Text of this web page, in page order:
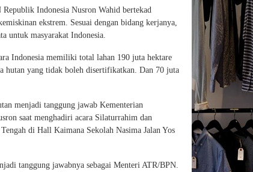
Indonesia Nusron Wahid bertekad
ekstrem. Sesuai dengan bidang kerjanya,
untuk masyarakat Indonesia.
Indonesia memiliki total lahan 190 juta hektare
hutan yang tidak boleh disertifikatkan. Dan 70 juta
menjadi tanggung jawab Kementerian
saat menghadiri acara Silaturrahim dan
di Hall Kaimana Sekolah Nasima Jalan Yos
tanggung jawabnya sebagai Menteri ATR/BPN.